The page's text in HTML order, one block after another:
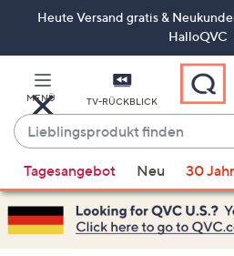
ZumHeute Versand gratis &
HalloQVC
MENÜ TV-RÜCKBLICK
Lieblingsprodukt
finden
Vorschläge
verfügbar
sind,
verwenden
Tagesangebot Neu 30